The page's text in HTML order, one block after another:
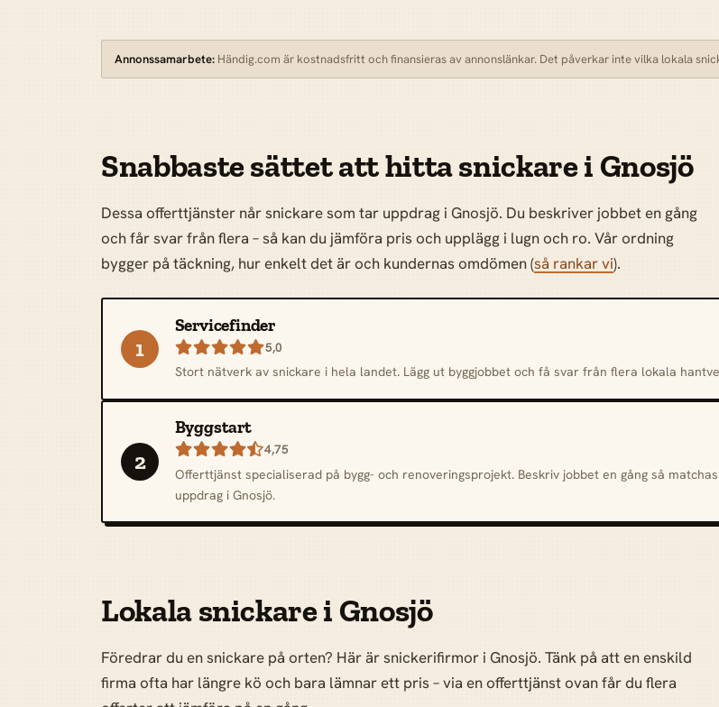
Annonssamarbete: Händig.com är kostnadsfritt och finansieras av annonslänkar. Det påverkar inte vilka lokala
Snabbaste sättet att hitta snickare i Gnosjö
Dessa offerttjänster når snickare som tar uppdrag i Gnosjö. Du beskriver jobbet en gång
och får svar från flera – så kan du jämföra pris och upplägg i lugn och ro. Vår ordning
bygger på täckning, hur enkelt det är och kundernas omdömen (så rankar vi).
1
Servicefinder
5,0
Stort nätverk av snickare i hela landet. Lägg ut byggjobbet och få svar från flera lokala
2
Byggstart
4,75
Offerttjänst specialiserad på bygg- och renoveringsprojekt. Beskriv jobbet en gång så
uppdrag i Gnosjö.
Lokala snickare i Gnosjö
Föredrar du en snickare på orten? Här är snickerifirmor i Gnosjö. Tänk på att en enskild
firma ofta har längre kö och bara lämnar ett pris – via en offerttjänst ovan får du flera